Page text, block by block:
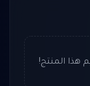
هذا المنتج!